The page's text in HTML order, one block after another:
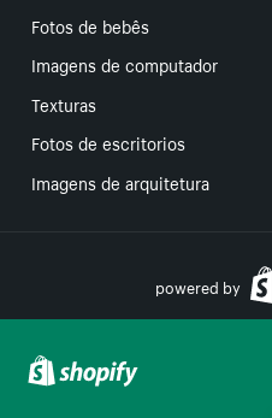
Fotos de bebês
Imagens de computador
Texturas
Fotos de escritorios
Imagens de arquitetura
powered by
Suas escolhas